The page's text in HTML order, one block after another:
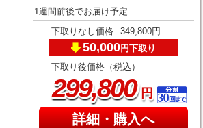
1週間前後でお届け予定
下取りなし価格 349,800円
50,000円下取り
下取り後価格（税込）
299,800円
詳細・購入へ